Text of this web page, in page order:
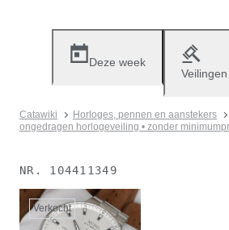
Deze week
Veilingen
Catawiki Horloges, pennen en aanstekers
ongedragen horlogeveiling • zonder
NR. 104411349
Verkocht